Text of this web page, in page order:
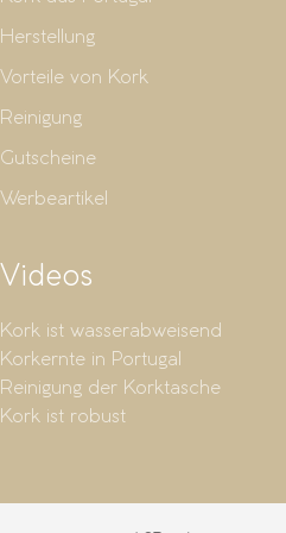
Herstellung
Vorteile von Kork
Reinigung
Gutscheine
Werbeartikel
Videos
Kork ist wasserabweisend
Korkernte in Portugal
Reinigung der Korktasche
Kork ist robust